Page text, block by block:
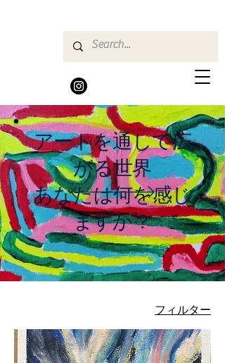
アートを通して広
がる世界
あなたは何を感じ
ますか？
フィルター